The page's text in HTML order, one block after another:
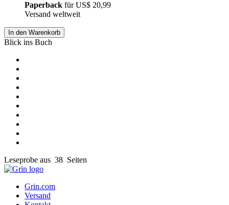
Paperback fürUS$ 20,99
Versand weltweit
In den Warenkorb
Blick ins Buch
Leseprobe aus 38 Seiten
Grin.com
Versand